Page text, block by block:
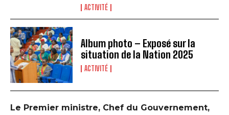
ACTIVITÉ
Album photo – Exposé sur la
situation de la Nation 2025
ACTIVITÉ
Le Premier ministre, Chef du Gouvernement,